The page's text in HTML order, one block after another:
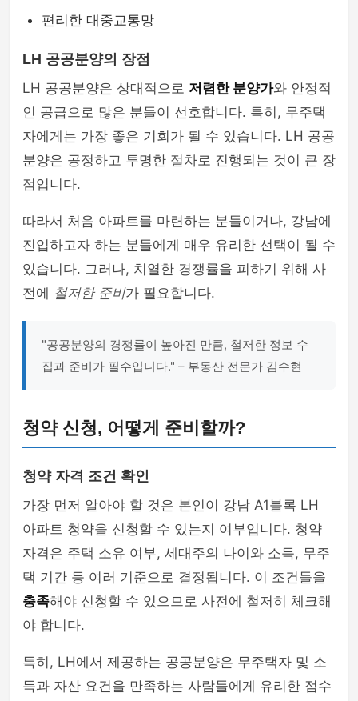
편리한 대중교통망
LH 공공분양의 장점
LH 공공분양은 상대적으로 저렴한 분양가와 안정적
인 공급으로 많은 분들이 선호합니다. 특히, 무주택
자에게는 가장 좋은 기회가 될 수 있습니다. LH 공공
분양은 공정하고 투명한 절차로 진행되는 것이 큰 장
점입니다.
따라서 처음 아파트를 마련하는 분들이거나, 강남에
진입하고자 하는 분들에게 매우 유리한 선택이 될 수
있습니다. 그러나, 치열한 경쟁률을 피하기 위해 사
전에 철저한 준비가 필요합니다.
"공공분양의 경쟁률이 높아진 만큼, 철저한 정보 수
집과 준비가 필수입니다." – 부동산 전문가 김수현
청약 신청, 어떻게 준비할까?
청약 자격 조건 확인
가장 먼저 알아야 할 것은 본인이 강남 A1블록 LH
아파트 청약을 신청할 수 있는지 여부입니다. 청약
자격은 주택 소유 여부, 세대주의 나이와 소득, 무주
택 기간 등 여러 기준으로 결정됩니다. 이 조건들을
충족해야 신청할 수 있으므로 사전에 철저히 체크해
야 합니다.
특히, LH에서 제공하는 공공분양은 무주택자 및 소
득과 자산 요건을 만족하는 사람들에게 유리한 점수